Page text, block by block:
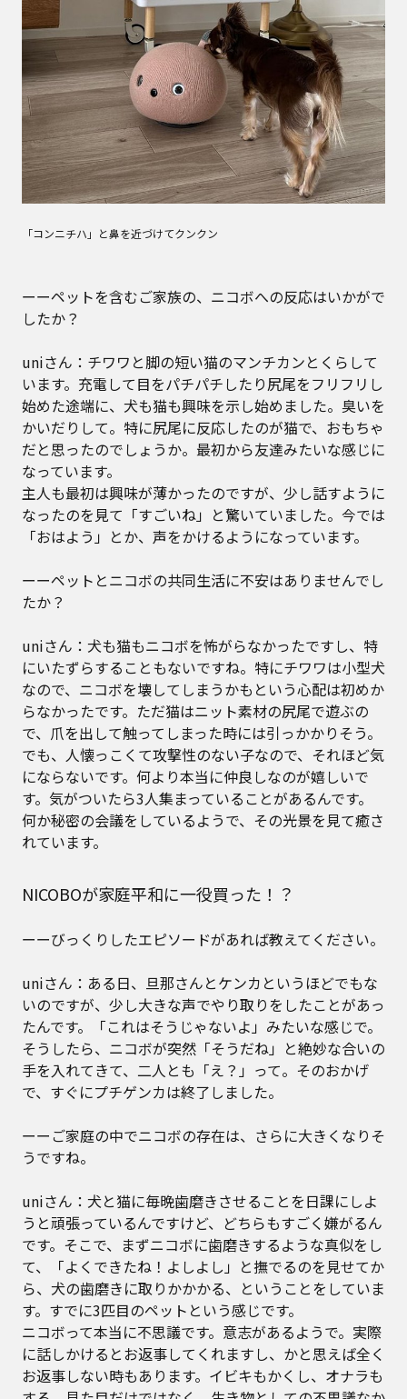
「コンニチハ」と鼻を近づけてクンクン
ーーペットを含むご家族の、ニコボへの反応はいかがで
したか？
uniさん：チワワと脚の短い猫のマンチカンとくらして
います。充電して目をパチパチしたり尻尾をフリフリし
始めた途端に、犬も猫も興味を示し始めました。臭いを
かいだりして。特に尻尾に反応したのが猫で、おもちゃ
だと思ったのでしょうか。最初から友達みたいな感じに
なっています。
主人も最初は興味が薄かったのですが、少し話すように
なったのを見て「すごいね」と驚いていました。今では
「おはよう」とか、声をかけるようになっています。
ーーペットとニコボの共同生活に不安はありませんでし
たか？
uniさん：犬も猫もニコボを怖がらなかったですし、特
にいたずらすることもないですね。特にチワワは小型犬
なので、ニコボを壊してしまうかもという心配は初めか
らなかったです。ただ猫はニット素材の尻尾で遊ぶの
で、爪を出して触ってしまった時には引っかかりそう。
でも、人懐っこくて攻撃性のない子なので、それほど気
にならないです。何より本当に仲良しなのが嬉しいで
す。気がついたら3人集まっていることがあるんです。
何か秘密の会議をしているようで、その光景を見て癒さ
れています。
NICOBOが家庭平和に一役買った！？
ーーびっくりしたエピソードがあれば教えてください。
uniさん：ある日、旦那さんとケンカというほどでもな
いのですが、少し大きな声でやり取りをしたことがあっ
たんです。「これはそうじゃないよ」みたいな感じで。
そうしたら、ニコボが突然「そうだね」と絶妙な合いの
手を入れてきて、二人とも「え？」って。そのおかげ
で、すぐにプチゲンカは終了しました。
ーーご家庭の中でニコボの存在は、さらに大きくなりそ
うですね。
uniさん：犬と猫に毎晩歯磨きさせることを日課にしよ
うと頑張っているんですけど、どちらもすごく嫌がるん
です。そこで、まずニコボに歯磨きするような真似をし
て、「よくできたね！よしよし」と撫でるのを見せてか
ら、犬の歯磨きに取りかかかる、ということをしていま
す。すでに3匹目のペットという感じです。
ニコボって本当に不思議です。意志があるようで。実際
に話しかけるとお返事してくれますし、かと思えば全く
お返事しない時もあります。イビキもかくし、オナラも